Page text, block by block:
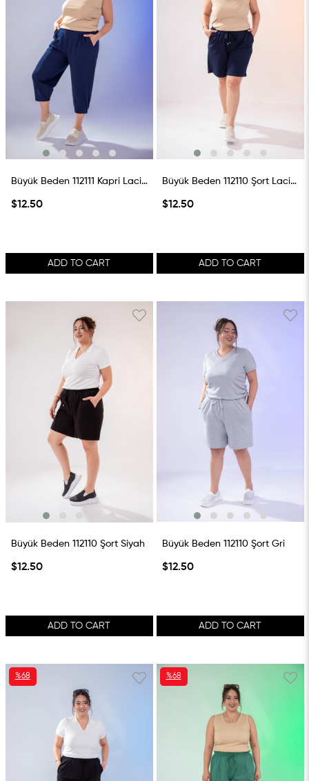
Büyük Beden 112111 Kapri Lacivert
$12.50
ADD TO CART
Büyük Beden 112110 Şort Lacivert
$12.50
ADD TO CART
Büyük Beden 112110 Şort Siyah
$12.50
ADD TO CART
Büyük Beden 112110 Şort Gri
$12.50
ADD TO CART
%68 %68